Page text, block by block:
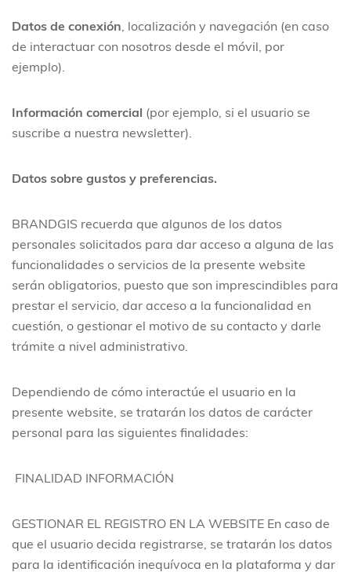
Datos de conexión, localización y navegación (en caso
de interactuar con nosotros desde el móvil, por
ejemplo).
Información comercial
(por ejemplo, si el usuario se
suscribe a nuestra newsletter).
Datos sobre gustos y preferencias.
BRANDGIS recuerda que algunos de los datos
personales solicitados para dar acceso a alguna de las
funcionalidades o servicios de la presente website
serán obligatorios, puesto que son imprescindibles para
prestar el servicio, dar acceso a la funcionalidad en
cuestión, o gestionar el motivo de su contacto y darle
trámite a nivel administrativo.
Dependiendo de cómo interactúe el usuario en la
presente website, se tratarán los datos de carácter
personal para las siguientes finalidades:
FINALIDAD INFORMACIÓN
GESTIONAR EL REGISTRO EN LA WEBSITE En caso de
que el usuario decida registrarse, se tratarán los datos
para la identificación inequívoca en la plataforma y dar